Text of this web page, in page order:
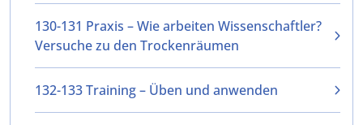
130-131 Praxis – Wie arbeiten Wissenschaftler?
Versuche zu den Trockenräumen
132-133 Training – Üben und anwenden